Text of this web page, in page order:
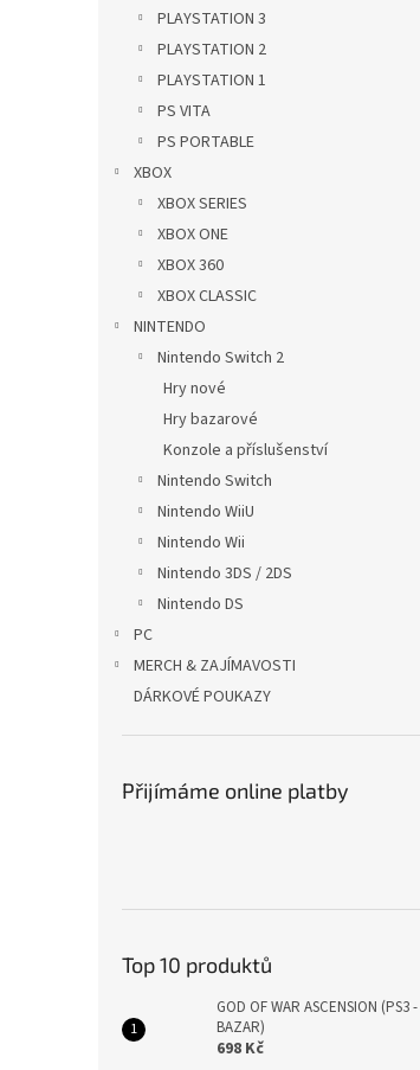
PLAYSTATION 3
PLAYSTATION 2
PLAYSTATION 1
PS VITA
PS PORTABLE
XBOX
XBOX SERIES
XBOX ONE
XBOX 360
XBOX CLASSIC
NINTENDO
Nintendo Switch 2
Hry nové
Hry bazarové
Konzole a příslušenství
Nintendo Switch
Nintendo WiiU
Nintendo Wii
Nintendo 3DS / 2DS
Nintendo DS
PC
MERCH & ZAJÍMAVOSTI
DÁRKOVÉ POUKAZY
Přijímáme online platby
Top 10 produktů
GOD OF WAR ASCENSION (PS3 -
BAZAR)
698 Kč